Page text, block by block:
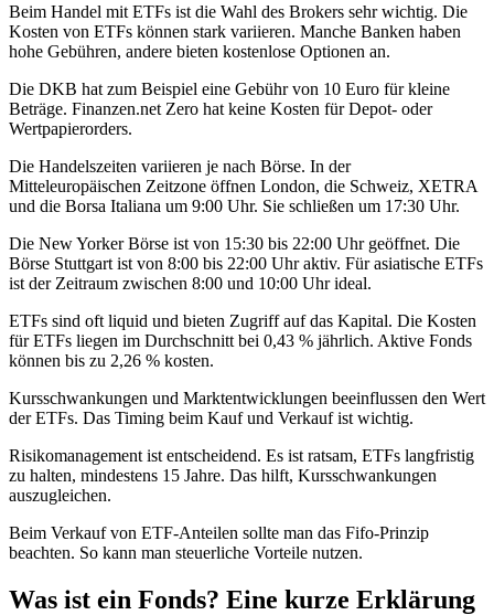
Beim Handel mit ETFs ist die Wahl des Brokers sehr wichtig. Die
Kosten von ETFs können stark variieren. Manche Banken haben
hohe Gebühren, andere bieten kostenlose Optionen an.
Die DKB hat zum Beispiel eine Gebühr von 10 Euro für kleine
Beträge. Finanzen.net Zero hat keine Kosten für Depot- oder
Wertpapierorders.
Die Handelszeiten variieren je nach Börse. In der
Mitteleuropäischen Zeitzone öffnen London, die Schweiz, XETRA
und die Borsa Italiana um 9:00 Uhr. Sie schließen um 17:30 Uhr.
Die New Yorker Börse ist von 15:30 bis 22:00 Uhr geöffnet. Die
Börse Stuttgart ist von 8:00 bis 22:00 Uhr aktiv. Für asiatische ETFs
ist der Zeitraum zwischen 8:00 und 10:00 Uhr ideal.
ETFs sind oft liquid und bieten Zugriff auf das Kapital. Die Kosten
für ETFs liegen im Durchschnitt bei 0,43 % jährlich. Aktive Fonds
können bis zu 2,26 % kosten.
Kursschwankungen und Marktentwicklungen beeinflussen den Wert
der ETFs. Das Timing beim Kauf und Verkauf ist wichtig.
Risikomanagement ist entscheidend. Es ist ratsam, ETFs langfristig
zu halten, mindestens 15 Jahre. Das hilft, Kursschwankungen
auszugleichen.
Beim Verkauf von ETF-Anteilen sollte man das Fifo-Prinzip
beachten. So kann man steuerliche Vorteile nutzen.
Was ist ein Fonds? Eine kurze Erklärung